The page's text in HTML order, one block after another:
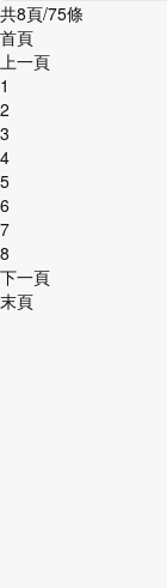
共8頁/75條
首頁
上一頁
1
2
3
4
5
6
7
8
下一頁
末頁